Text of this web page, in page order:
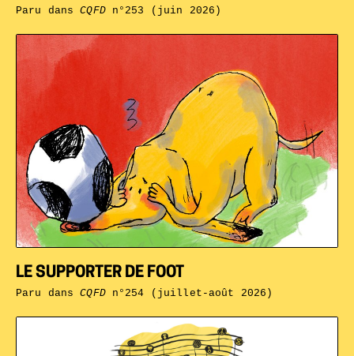
LE SUPPORTER DE FOOT
Paru dansCQFDn°254 (juillet-août 2026)
Paru dansCQFDn°253 (juin 2026)